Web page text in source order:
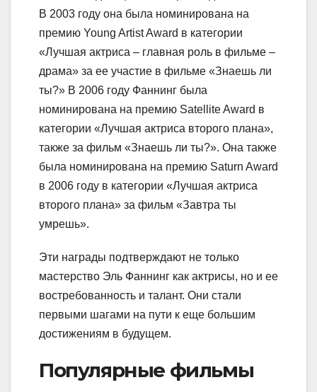
В 2003 году она была номинирована на
премию Young Artist Award в категории
«Лучшая актриса – главная роль в фильме –
драма» за ее участие в фильме «Знаешь ли
ты?» В 2006 году Фаннинг была
номинирована на премию Satellite Award в
категории «Лучшая актриса второго плана»,
также за фильм «Знаешь ли ты?». Она также
была номинирована на премию Saturn Award
в 2006 году в категории «Лучшая актриса
второго плана» за фильм «Завтра ты
умрешь».
Эти награды подтверждают не только
мастерство Эль Фаннинг как актрисы, но и ее
востребованность и талант. Они стали
первыми шагами на пути к еще большим
достижениям в будущем.
Популярные фильмы